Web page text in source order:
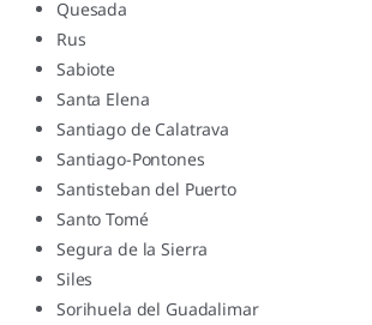
Quesada
Rus
Sabiote
Santa Elena
Santiago de Calatrava
Santiago-Pontones
Santisteban del Puerto
Santo Tomé
Segura de la Sierra
Siles
Sorihuela del Guadalimar